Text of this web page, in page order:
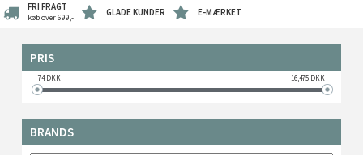
FRI FRAGT
køb over 699,- GLADE KUNDER E-MÆRKET
PRIS
74DKK 16,475DKK
BRANDS